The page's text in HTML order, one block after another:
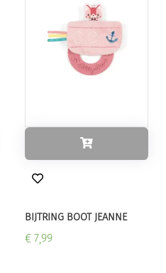
BIJTRING BOOT JEANNE
€ 7,99